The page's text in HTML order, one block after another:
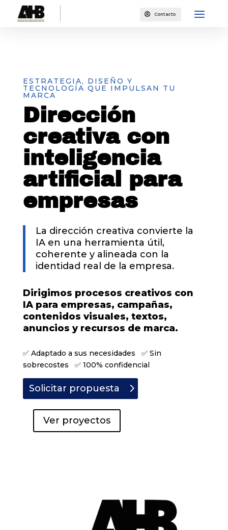
 Contacto
ESTRATEGIA, DISEÑO Y
TECNOLOGÍA QUE IMPULSAN TU
MARCA
Dirección
creativa con
inteligencia
artificial para
empresas
La dirección creativa convierte la
IA en una herramienta útil,
coherente y alineada con la
identidad real de la empresa.
Dirigimos procesos creativos con
IA para empresas, campañas,
contenidos visuales, textos,
anuncios y recursos de marca.
✅ Adaptado a sus necesidades ✅ Sin
sobrecostes ✅ 100% confidencial
Solicitar propuesta
Ver proyectos